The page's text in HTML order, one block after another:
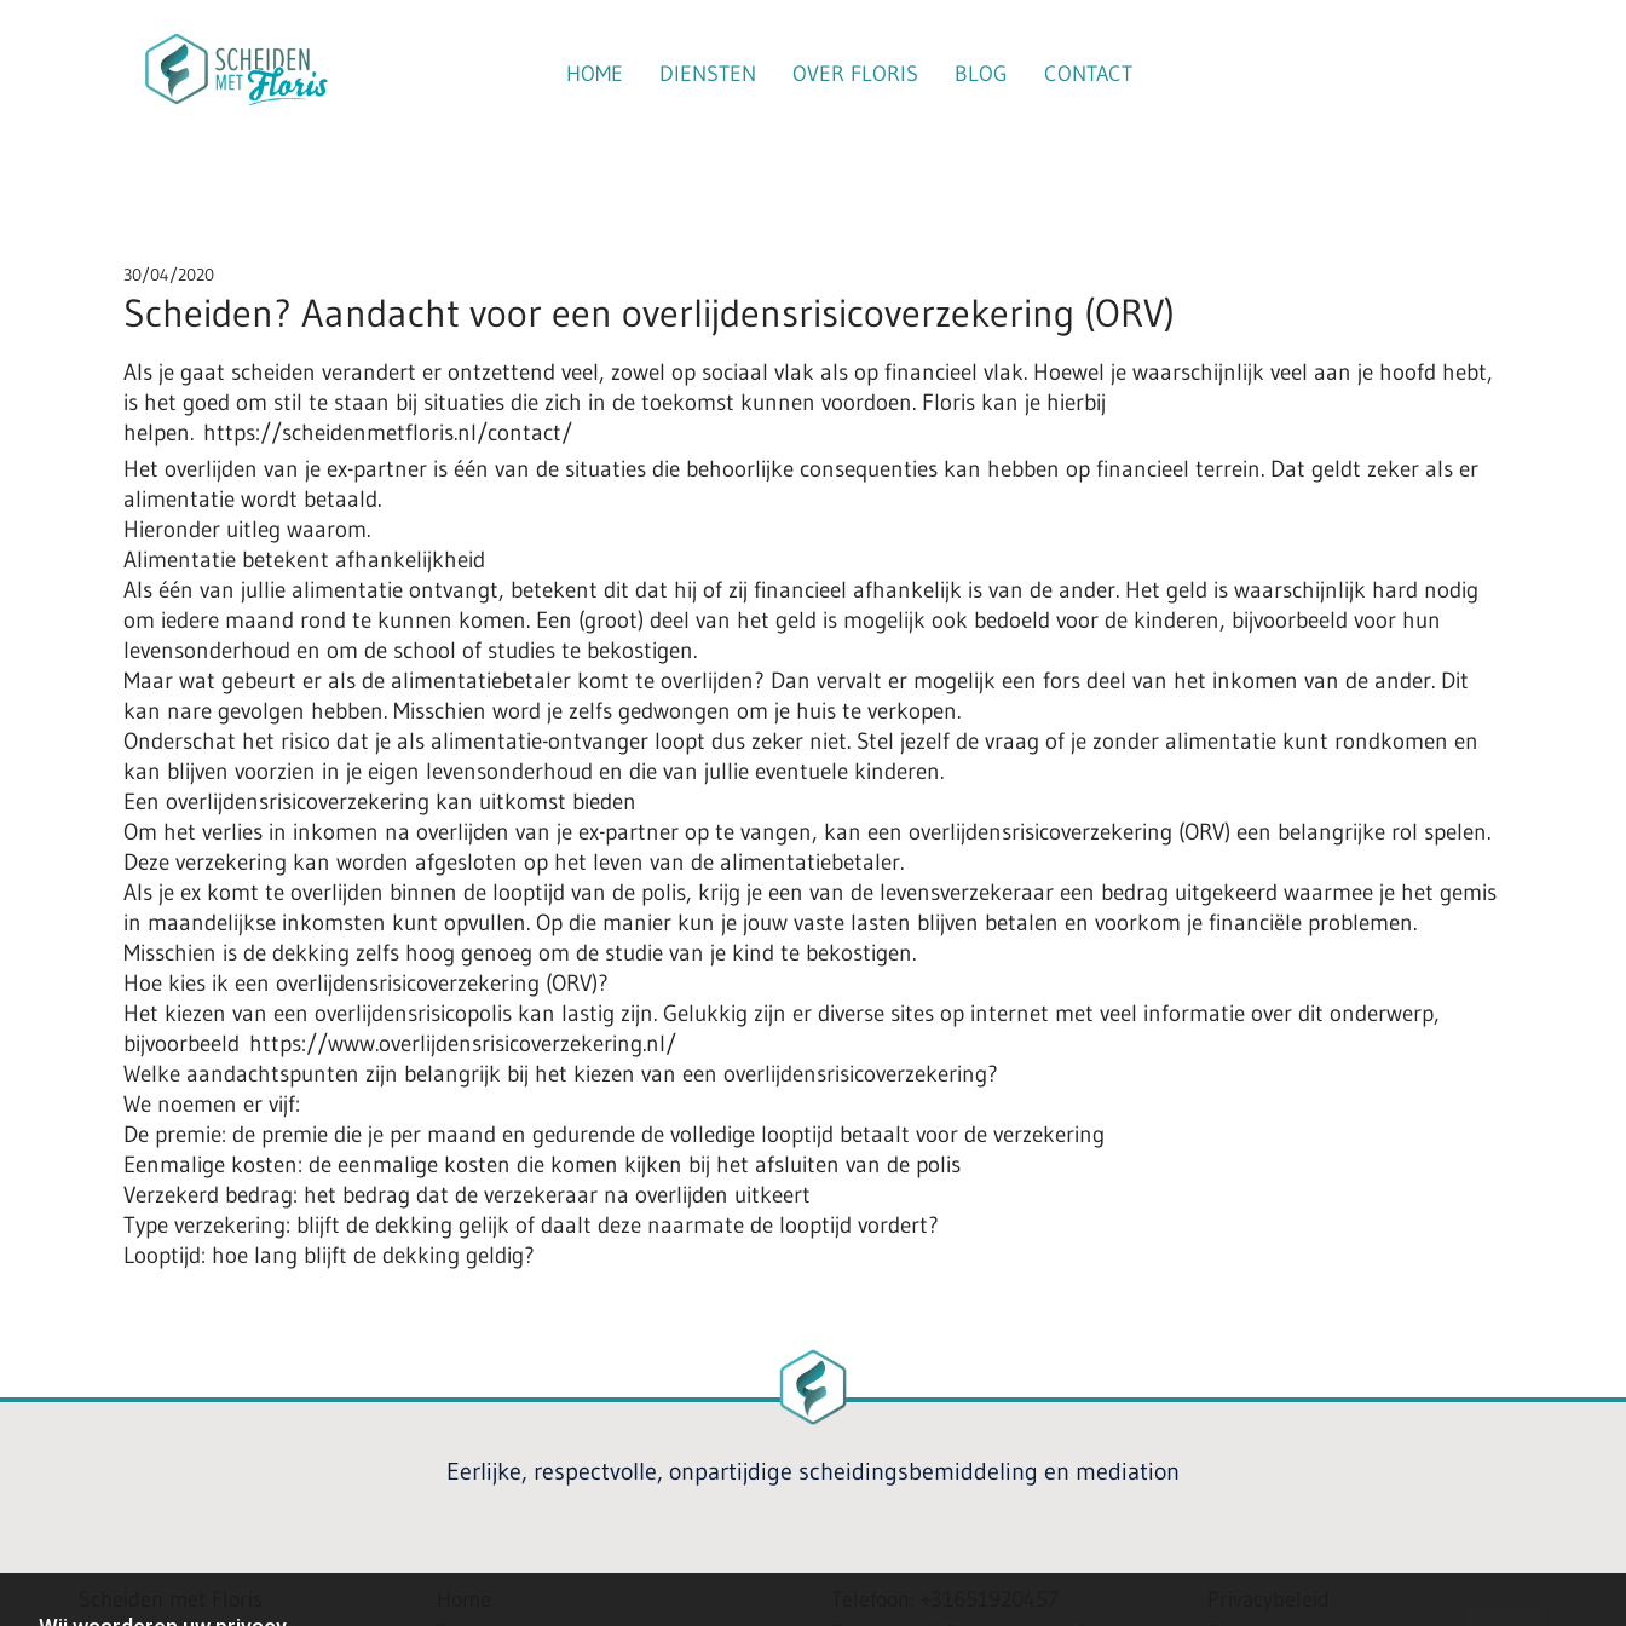
HOME DIENSTEN OVER FLORIS BLOG CONTACT
30/04/2020
Scheiden? Aandacht voor een overlijdensrisicoverzekering (ORV)
Als je gaat scheiden verandert er ontzettend veel, zowel op sociaal vlak als op financieel vlak. Hoewel je waarschijnlijk veel aan je hoofd hebt,
is het goed om stil te staan bij situaties die zich in de toekomst kunnen voordoen. Floris kan je hierbij
helpen. https://scheidenmetfloris.nl/contact/
Het overlijden van je ex-partner is één van de situaties die behoorlijke consequenties kan hebben op financieel terrein. Dat geldt zeker als er
alimentatie wordt betaald.
Hieronder uitleg waarom.
Alimentatie betekent afhankelijkheid
Als één van jullie alimentatie ontvangt, betekent dit dat hij of zij financieel afhankelijk is van de ander. Het geld is waarschijnlijk hard nodig
om iedere maand rond te kunnen komen. Een (groot) deel van het geld is mogelijk ook bedoeld voor de kinderen, bijvoorbeeld voor hun
levensonderhoud en om de school of studies te bekostigen.
Maar wat gebeurt er als de alimentatiebetaler komt te overlijden? Dan vervalt er mogelijk een fors deel van het inkomen van de ander. Dit
kan nare gevolgen hebben. Misschien word je zelfs gedwongen om je huis te verkopen.
Onderschat het risico dat je als alimentatie-ontvanger loopt dus zeker niet. Stel jezelf de vraag of je zonder alimentatie kunt rondkomen en
kan blijven voorzien in je eigen levensonderhoud en die van jullie eventuele kinderen.
Een overlijdensrisicoverzekering kan uitkomst bieden
Om het verlies in inkomen na overlijden van je ex-partner op te vangen, kan een overlijdensrisicoverzekering (ORV) een belangrijke rol spelen.
Deze verzekering kan worden afgesloten op het leven van de alimentatiebetaler.
Als je ex komt te overlijden binnen de looptijd van de polis, krijg je een van de levensverzekeraar een bedrag uitgekeerd waarmee je het gemis
in maandelijkse inkomsten kunt opvullen. Op die manier kun je jouw vaste lasten blijven betalen en voorkom je financiële problemen.
Misschien is de dekking zelfs hoog genoeg om de studie van je kind te bekostigen.
Hoe kies ik een overlijdensrisicoverzekering (ORV)?
Het kiezen van een overlijdensrisicopolis kan lastig zijn. Gelukkig zijn er diverse sites op internet met veel informatie over dit onderwerp,
bijvoorbeeld https://www.overlijdensrisicoverzekering.nl/
Welke aandachtspunten zijn belangrijk bij het kiezen van een overlijdensrisicoverzekering?
We noemen er vijf:
De premie: de premie die je per maand en gedurende de volledige looptijd betaalt voor de verzekering
Eenmalige kosten: de eenmalige kosten die komen kijken bij het afsluiten van de polis
Verzekerd bedrag: het bedrag dat de verzekeraar na overlijden uitkeert
Type verzekering: blijft de dekking gelijk of daalt deze naarmate de looptijd vordert?
Looptijd: hoe lang blijft de dekking geldig?
Eerlijke, respectvolle, onpartijdige scheidingsbemiddeling en mediation